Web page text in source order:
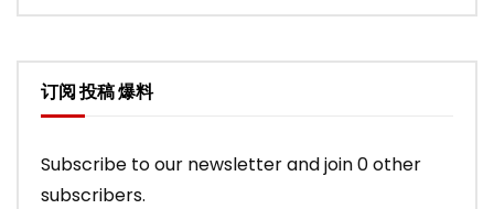
订阅 投稿 爆料
Subscribe to our newsletter and join 0 other
subscribers.